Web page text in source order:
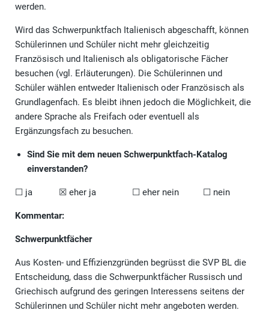
werden.
Wird das Schwerpunktfach Italienisch abgeschafft, können
Schülerinnen und Schüler nicht mehr gleichzeitig
Französisch und Italienisch als obligatorische Fächer
besuchen (vgl. Erläuterungen). Die Schülerinnen und
Schüler wählen entweder Italienisch oder Französisch als
Grundlagenfach. Es bleibt ihnen jedoch die Möglichkeit, die
andere Sprache als Freifach oder eventuell als
Ergänzungsfach zu besuchen.
Sind Sie mit dem neuen Schwerpunktfach-Katalog
einverstanden?
☐ ja ☒ eher ja ☐ eher nein ☐ nein
Kommentar:
Schwerpunktfächer
Aus Kosten- und Effizienzgründen begrüsst die SVP BL die
Entscheidung, dass die Schwerpunktfächer Russisch und
Griechisch aufgrund des geringen Interessens seitens der
Schülerinnen und Schüler nicht mehr angeboten werden.